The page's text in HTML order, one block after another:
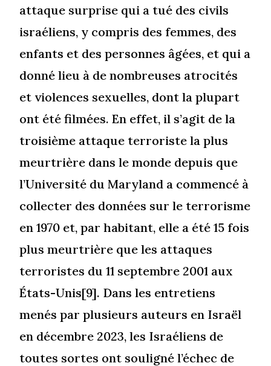
attaque surprise qui a tué des civils
israéliens, y compris des femmes, des
enfants et des personnes âgées, et qui a
donné lieu à de nombreuses atrocités
et violences sexuelles, dont la plupart
ont été filmées. En effet, il s’agit de la
troisième attaque terroriste la plus
meurtrière dans le monde depuis que
l’Université du Maryland a commencé à
collecter des données sur le terrorisme
en 1970 et, par habitant, elle a été 15 fois
plus meurtrière que les attaques
terroristes du 11 septembre 2001 aux
États-Unis[9]. Dans les entretiens
menés par plusieurs auteurs en Israël
en décembre 2023, les Israéliens de
toutes sortes ont souligné l’échec de